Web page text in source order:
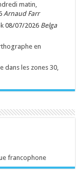
matin,
Arnaud Farr
08/07/2026 Belga
en
dans les zones 30,
francophone